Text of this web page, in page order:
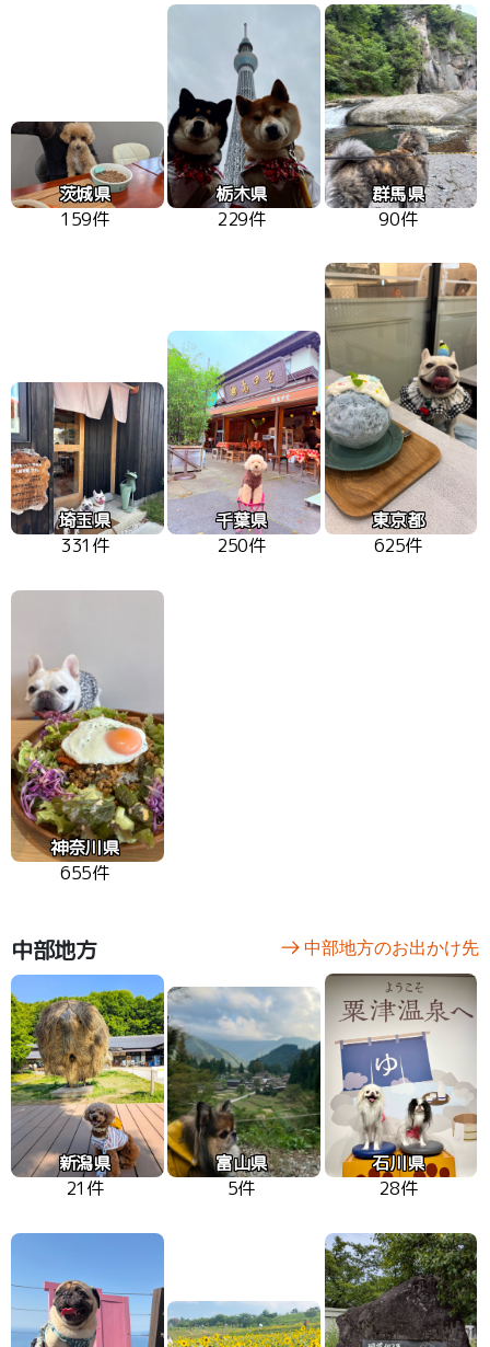
茨城県
159件
栃木県
229件
群馬県
90件
埼玉県
331件
千葉県
250件
東京都
625件
神奈川県
655件
中部地方 中部地方のお出かけ先
新潟県
21件
富山県
5件
石川県
28件